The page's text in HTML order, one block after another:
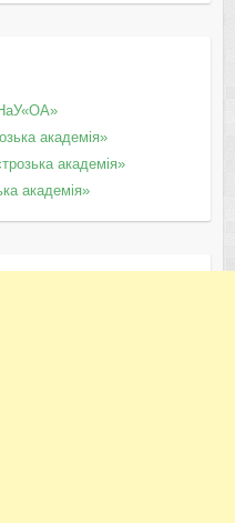
академія»
академія»
академія»